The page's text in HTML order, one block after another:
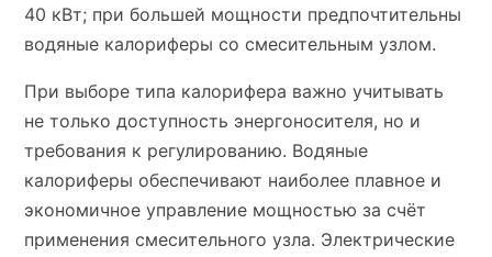
40 кВт; при большей мощности предпочтительны
водяные калориферы со смесительным узлом.
При выборе типа калорифера важно учитывать
не только доступность энергоносителя, но и
требования к регулированию. Водяные
калориферы обеспечивают наиболее плавное и
экономичное управление мощностью за счёт
применения смесительного узла. Электрические